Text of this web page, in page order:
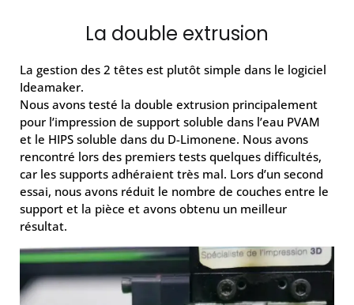
La double extrusion
La gestion des 2 têtes est plutôt simple dans le logiciel
Ideamaker.
Nous avons testé la double extrusion principalement
pour l’impression de support soluble dans l’eau PVAM
et le HIPS soluble dans du D-Limonene. Nous avons
rencontré lors des premiers tests quelques difficultés,
car les supports adhéraient très mal. Lors d’un second
essai, nous avons réduit le nombre de couches entre le
support et la pièce et avons obtenu un meilleur
résultat.